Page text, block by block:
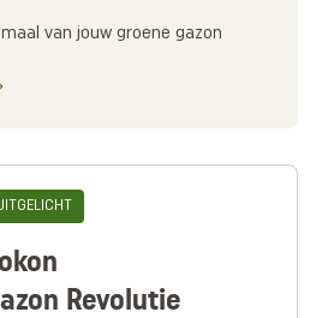
van jouw groene gazon
Revolutie